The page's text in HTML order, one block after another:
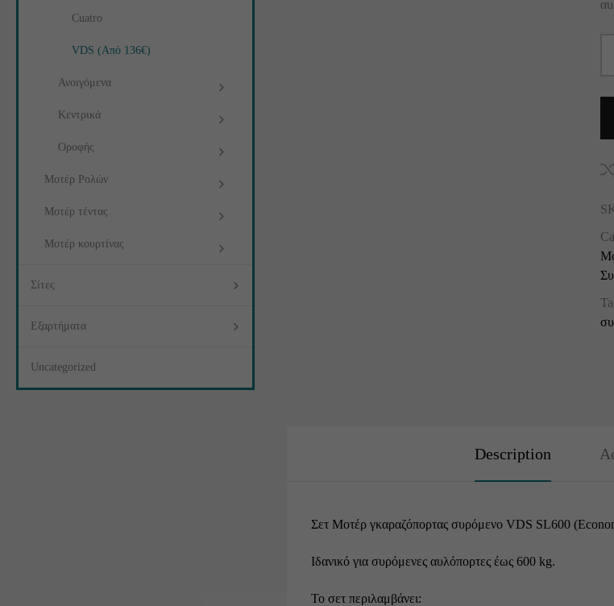
Description
Σετ Μοτέρ γκαραζόπορτας συρόμενο VDS SL600
Ιδανικό για συρόμενες αυλόπορτες έως 600 kg.
Το σετ περιλαμβάνει:
Cuatro
VDS (Από 136€)
Ανοιγόμενα
Κεντρικά
Οροφής
Μοτέρ Ρολών
Μοτέρ τέντας
Μοτέρ κουρτίνας
Σίτες
Εξαρτήματα
Uncategorized